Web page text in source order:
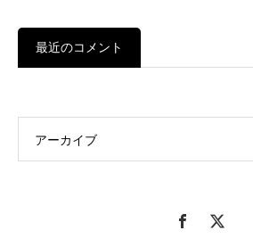
最近のコメント
アーカイブ